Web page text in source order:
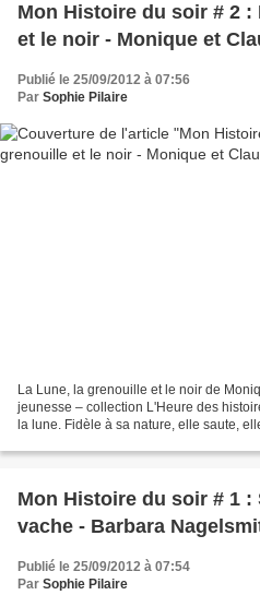
Mon Histoire du soir # 2
et le noir - Monique et
Publié le 25/09/2012 à 07:56
Par Sophie Pilaire
La Lune, la grenouille et le noir de
jeunesse – collection L'Heure des
la lune. Fidèle à sa nature, elle saute,
Mon Histoire du soir # 1 :
vache - Barbara
Publié le 25/09/2012 à 07:54
Par Sophie Pilaire